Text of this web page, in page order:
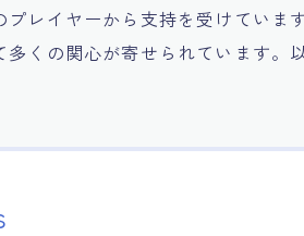
レイヤーから支持を受けていま
多くの関心が寄せられています。